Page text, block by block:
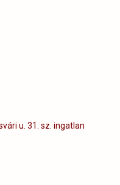
u. 31. sz. ingatlan